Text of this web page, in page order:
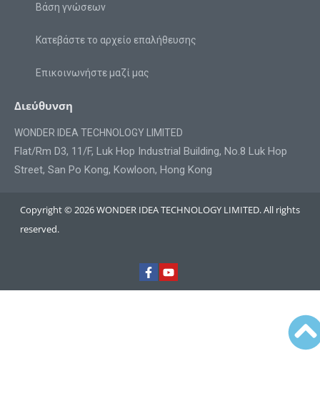
Βάση γνώσεων
Κατεβάστε το αρχείο επαλήθευσης
Επικοινωνήστε μαζί μας
Διεύθυνση
WONDER IDEA TECHNOLOGY LIMITED
Flat/Rm D3, 11/F, Luk Hop Industrial Building, No.8 Luk Hop
Street, San Po Kong, Kowloon, Hong Kong
Copyright © 2026 WONDER IDEA TECHNOLOGY LIMITED. All rights
reserved.